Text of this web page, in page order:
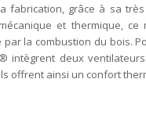
fabrication, grâce à sa
et thermique,
la combustion du bois.
intègrent deux
offrent ainsi un confort